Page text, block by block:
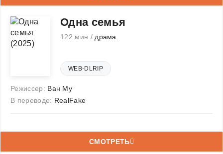
Одна семья
122 мин / драма
WEB-DLRIP
Режиссер: Ван Му
В переводе: RealFake
СМОТРЕТЬ